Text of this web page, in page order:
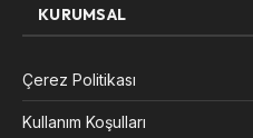
KURUMSAL
Çerez Politikası
Kullanım Koşulları